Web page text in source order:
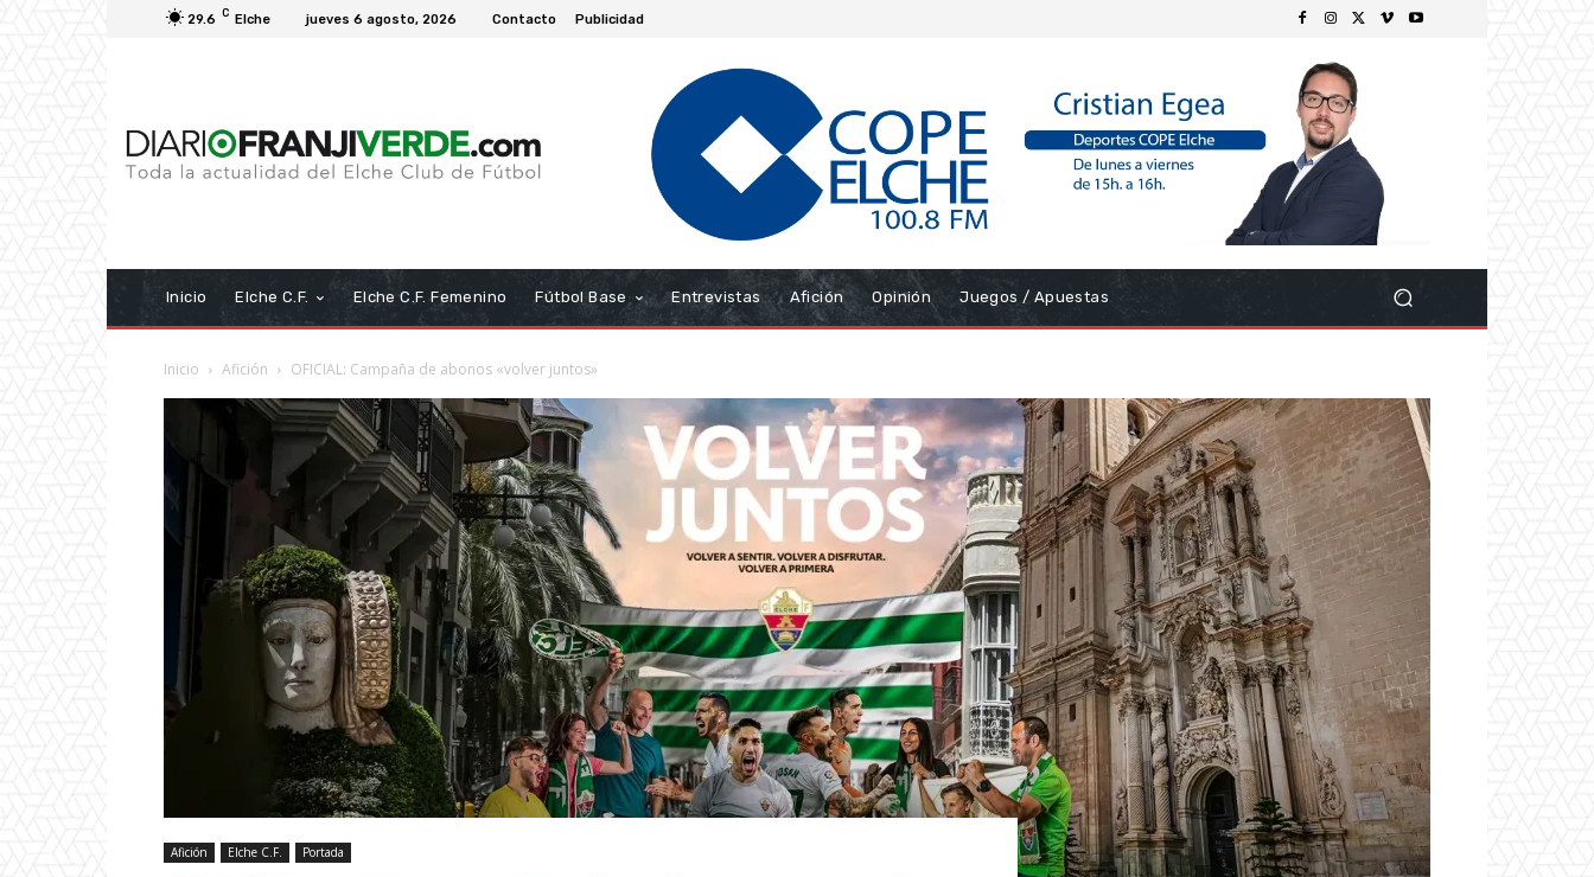
29.6 C Elche jueves 6 agosto, 2026 Contacto Publicidad
Inicio Elche C.F. Elche C.F. Femenino Fútbol Base Entrevistas Afición Opinión Juegos / Apuestas
Inicio Afición OFICIAL: Campaña de abonos «volver juntos»
Afición Elche C.F. Portada